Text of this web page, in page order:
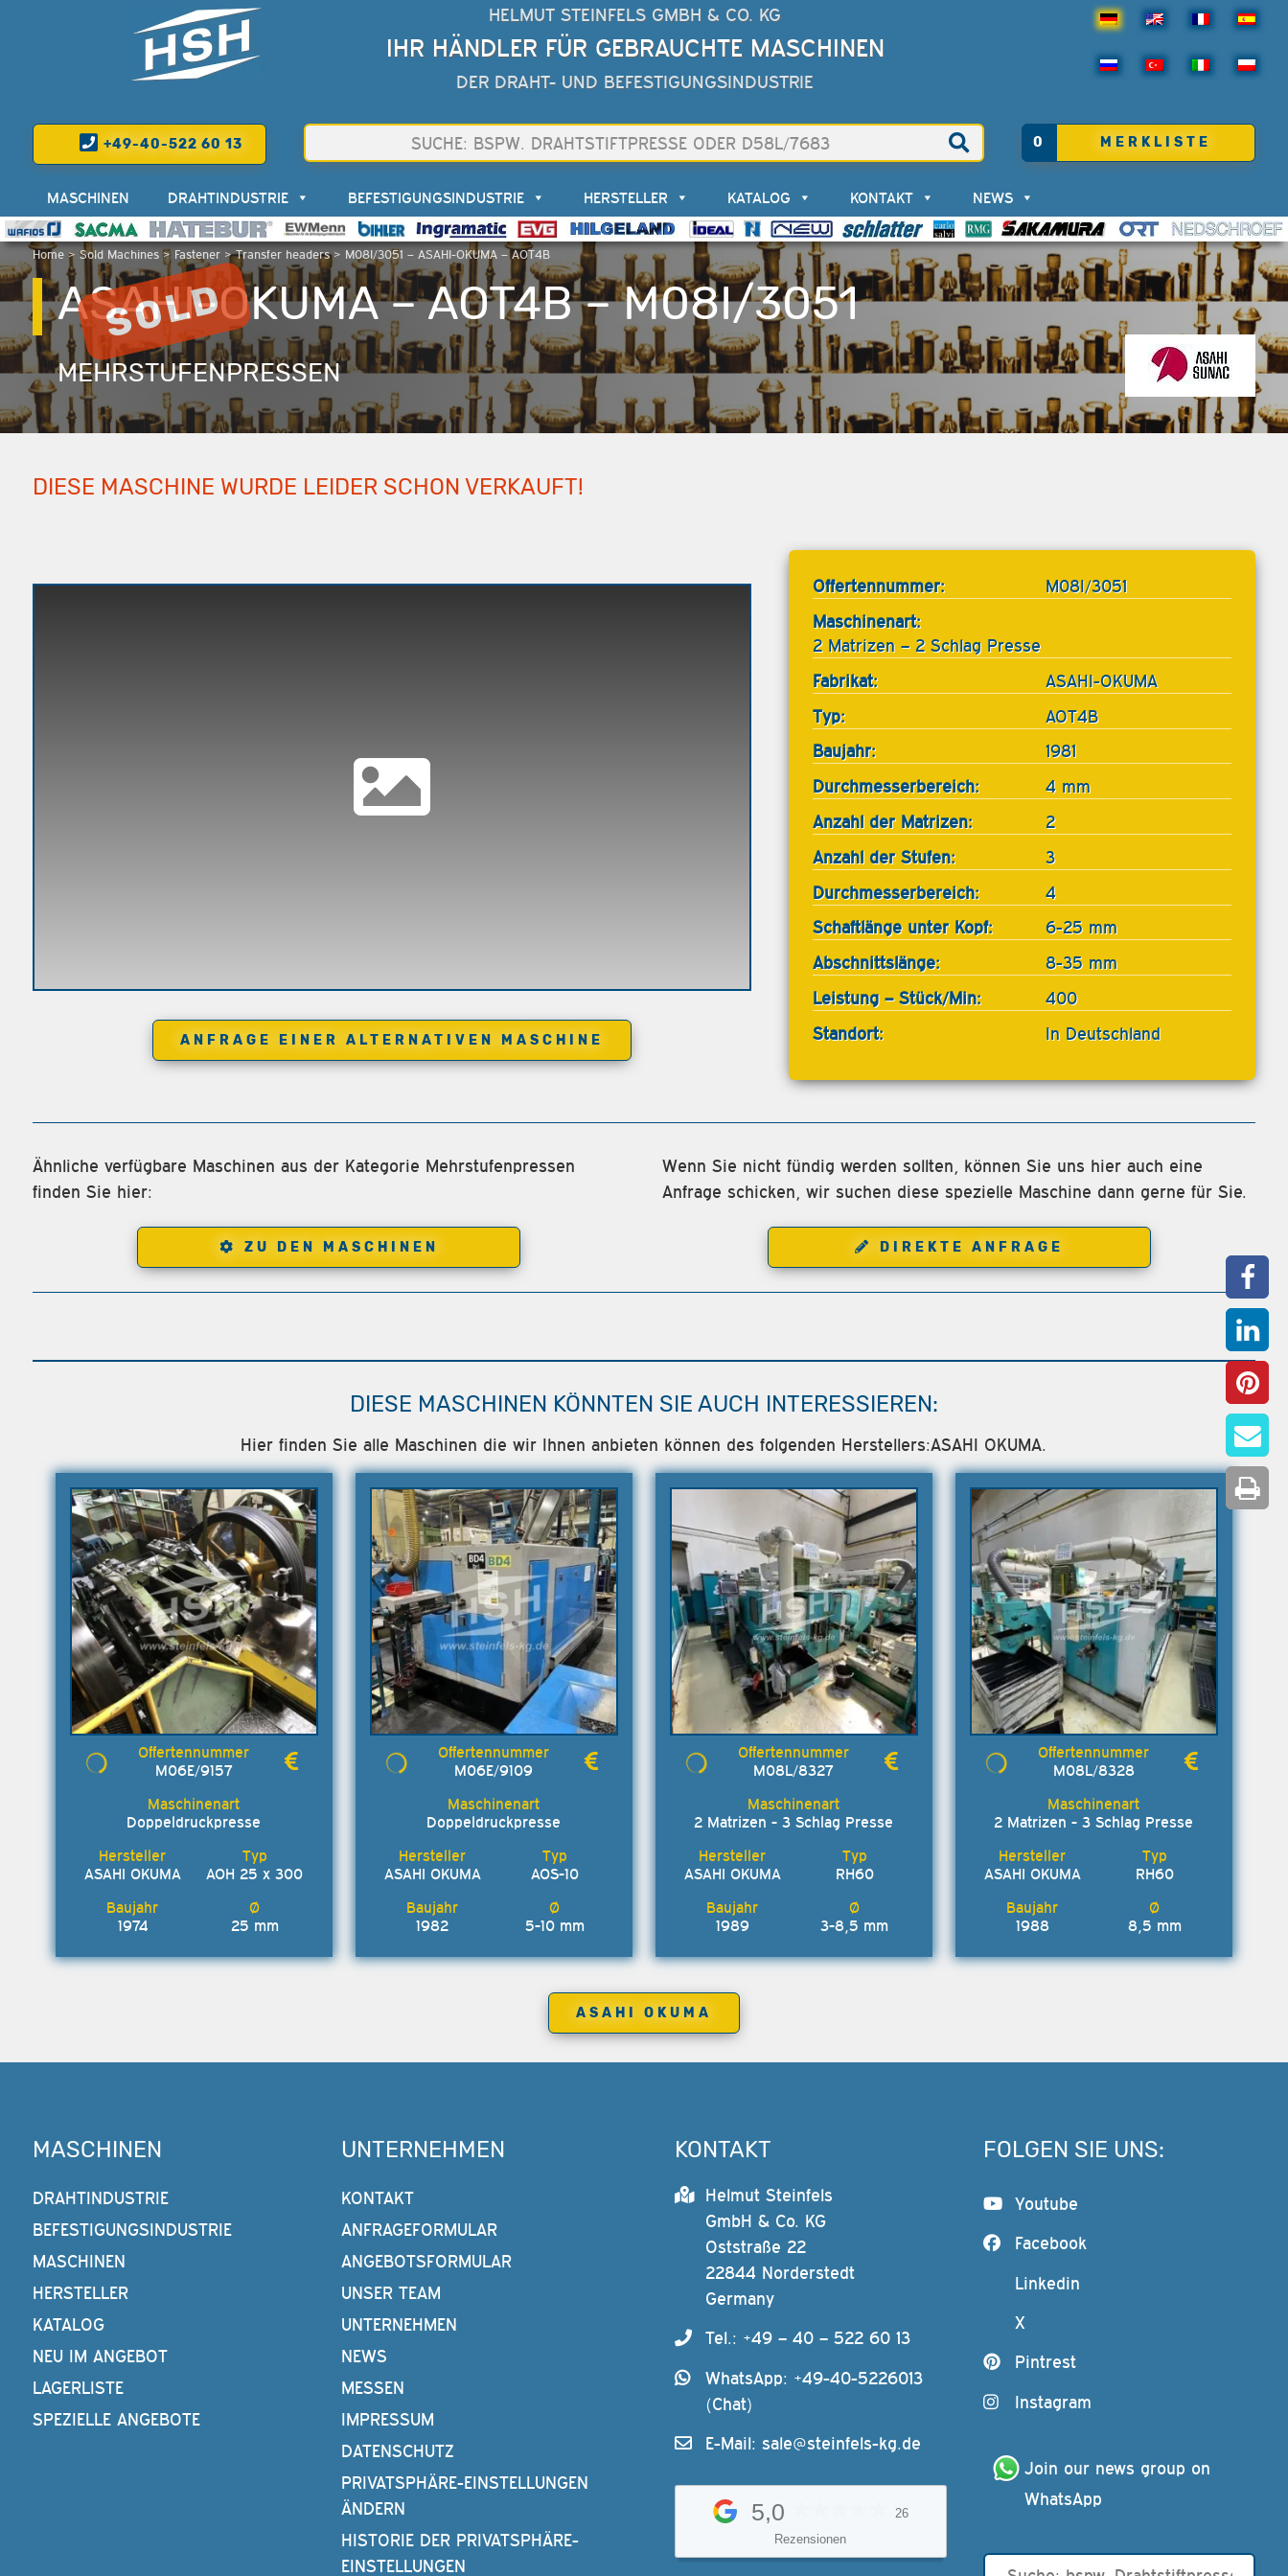
HELMUT STEINFELS GMBH & CO. KG
IHR HÄNDLER FÜR GEBRAUCHTE MASCHINEN
DER DRAHT- UND BEFESTIGUNGSINDUSTRIE
+49-40-522 60 13 0 MERKLISTE
Home> Sold Machines> Fastener>Transfer headers> M08I/3051 – ASAHI-OKUMA – AOT4B
MASCHINEN DRAHTINDUSTRIE BEFESTIGUNGSINDUSTRIE HERSTELLER KATALOG KONTAKT NEWS
ASAHI-OKUMA – AOT4B – M08I/3051
MEHRSTUFENPRESSEN
DIESE MASCHINE WURDE LEIDER SCHON VERKAUFT!
ANFRAGE EINER ALTERNATIVEN MASCHINE
Offertennummer:
M08I/3051
Maschinenart:
2 Matrizen – 2 Schlag Presse
Fabrikat:
ASAHI-OKUMA
Typ:
AOT4B
Baujahr:
1981
Durchmesserbereich:
4 mm
Anzahl der Matrizen:
2
Anzahl der Stufen:
3
Durchmesserbereich:
4
Schaftlänge unter Kopf:
6-25 mm
Abschnittslänge:
8-35 mm
Leistung – Stück/Min:
400
Standort:
In Deutschland
Ähnliche verfügbare Maschinen aus der Kategorie Mehrstufenpressen
finden Sie hier:
ZU DEN MASCHINEN
Wenn Sie nicht fündig werden sollten, können Sie uns hier auch eine
Anfrage schicken, wir suchen diese spezielle Maschine dann gerne für Sie.
DIREKTE ANFRAGE
DIESE MASCHINEN KÖNNTEN SIE AUCH INTERESSIEREN:
Hier finden Sie alle Maschinen die wir Ihnen anbieten können des folgenden Herstellers:ASAHI OKUMA.
M06E/9157
Doppeldruckpresse
ASAHI OKUMA AOH 25 x 300
1974 25 mm
M06E/9109
Doppeldruckpresse
ASAHI OKUMA AOS-10
1982 5-10 mm
M08L/8327
2 Matrizen - 3 Schlag Presse
ASAHI OKUMA RH60
1989 3-8,5 mm
M08L/8328
2 Matrizen - 3 Schlag Presse
ASAHI OKUMA RH60
1988 8,5 mm
ASAHI OKUMA
MASCHINEN
DRAHTINDUSTRIE
BEFESTIGUNGSINDUSTRIE
MASCHINEN
HERSTELLER
KATALOG
NEU IM ANGEBOT
LAGERLISTE
SPEZIELLE ANGEBOTE
UNTERNEHMEN
KONTAKT
ANFRAGEFORMULAR
ANGEBOTSFORMULAR
UNSER TEAM
UNTERNEHMEN
NEWS
MESSEN
IMPRESSUM
DATENSCHUTZ
PRIVATSPHÄRE-EINSTELLUNGEN
ÄNDERN
HISTORIE DER PRIVATSPHÄRE-
EINSTELLUNGEN
KONTAKT
Helmut Steinfels
GmbH & Co. KG
Oststraße 22
22844 Norderstedt
Germany
Tel.: +49 – 40 – 522 60 13
WhatsApp: +49-40-5226013
(Chat)
E-Mail:sale@steinfels-kg.de
5,0
26
Rezensionen
FOLGEN SIE UNS:
Youtube
Facebook
Linkedin
X
Pintrest
Instagram
Join our news group on
WhatsApp